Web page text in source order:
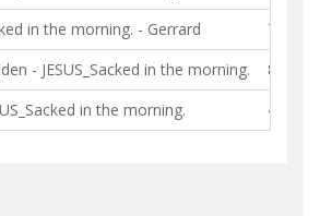
in the morning. - Gerrard
7 - 7
- JESUS_Sacked in the morning.
8 - 9
in the morning. 4 - 3